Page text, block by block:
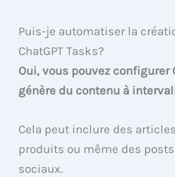
Puis-je automatiser la
ChatGPT Tasks?
Oui, vous pouvez configurer
génère du contenu à
Cela peut inclure des
produits ou même des
sociaux.